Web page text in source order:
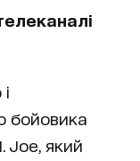
бойовика
Joe, який